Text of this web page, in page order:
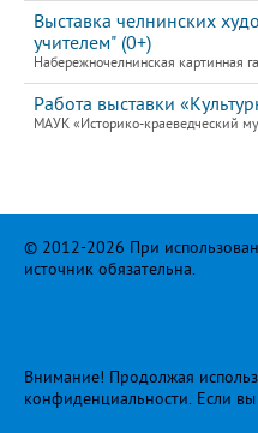
Выставка челнинских
учителем" (0+)
Набережночелнинская картинная
Работа выставки
МАУК «Историко-краеведческий
© 2012-2026 При
источник обязательна.
Внимание! Продолжая
конфиденциальности. Если вы